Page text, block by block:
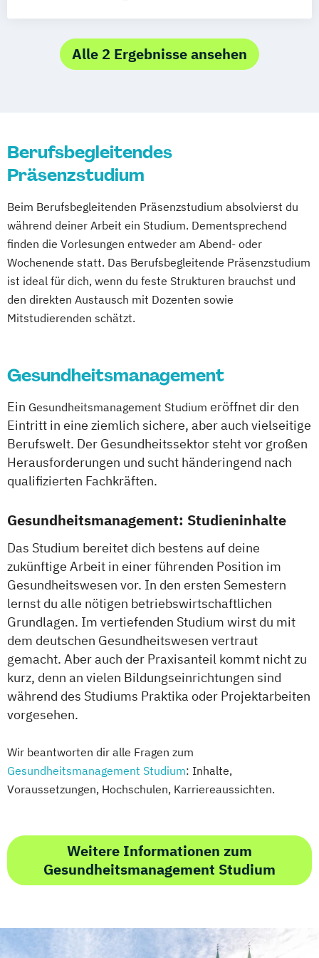
Notfallsanitäter/in Osteopathie
Parodontologie und Implantattherapie
Alle 2 Ergebnisse ansehen
Berufsbegleitendes
Präsenzstudium
Beim Berufsbegleitenden Präsenzstudium absolvierst du
während deiner Arbeit ein Studium. Dementsprechend
finden die Vorlesungen entweder am Abend- oder
Wochenende statt. Das Berufsbegleitende Präsenzstudium
ist ideal für dich, wenn du feste Strukturen brauchst und
den direkten Austausch mit Dozenten sowie
Mitstudierenden schätzt.
Gesundheitsmanagement
Ein Gesundheitsmanagement Studium eröffnet dir den
Eintritt in eine ziemlich sichere, aber auch vielseitige
Berufswelt. Der Gesundheitssektor steht vor großen
Herausforderungen und sucht händeringend nach
qualifizierten Fachkräften.
Gesundheitsmanagement: Studieninhalte
Das Studium bereitet dich bestens auf deine
zukünftige Arbeit in einer führenden Position im
Gesundheitswesen vor. In den ersten Semestern
lernst du alle nötigen betriebswirtschaftlichen
Grundlagen. Im vertiefenden Studium wirst du mit
dem deutschen Gesundheitswesen vertraut
gemacht. Aber auch der Praxisanteil kommt nicht zu
kurz, denn an vielen Bildungseinrichtungen sind
während des Studiums Praktika oder Projektarbeiten
vorgesehen.
Wir beantworten dir alle Fragen zum
Gesundheitsmanagement Studium: Inhalte,
Voraussetzungen, Hochschulen, Karriereaussichten.
Weitere Informationen zum
Gesundheitsmanagement Studium